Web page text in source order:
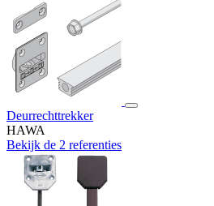
Deurrechttrekker
HAWA
Bekijk de 2 referenties